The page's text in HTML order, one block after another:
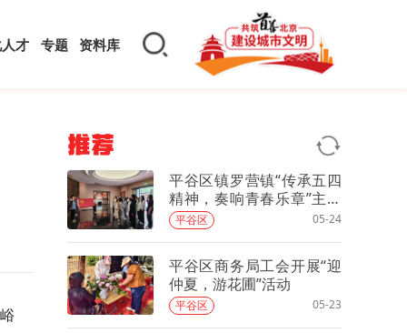
才 专题 资料库
推荐
平谷区镇罗营镇“传承五四
精神，奏响青春乐章”主题
团日活动
平谷区 05-24
平谷区商务局工会开展“迎
仲夏，游花圃”活动
平谷区 05-23